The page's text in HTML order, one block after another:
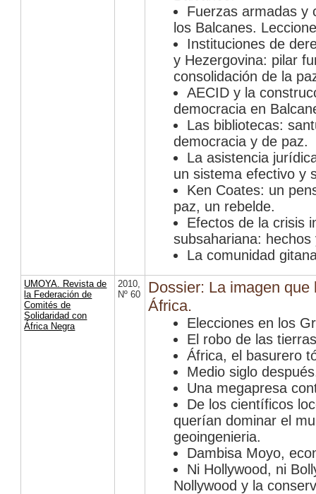
Fuerzas armadas y
los Balcanes.
Instituciones de
y Hezergovina: pilar
consolidación de la
AECID y la
democracia en
Las bibliotecas:
democracia y de paz.
La asistencia
un sistema efectivo y
Ken Coates: un
paz, un rebelde.
Efectos de la crisis
subsahariana: hechos
La comunidad
UMOYA. Revista de
la Federación de
Comités de
Solidaridad con
África Negra
2010,
Nº 60
Dossier: La imagen
África.
Elecciones en los
El robo de las
África, el basurero
Medio siglo
Una megapresa
De los científicos
querían dominar el
geoingenieria.
Dambisa Moyo,
Ni Hollywood, ni
Nollywood y la